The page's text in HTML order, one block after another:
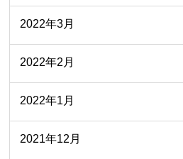
2022年3月
2022年2月
2022年1月
2021年12月